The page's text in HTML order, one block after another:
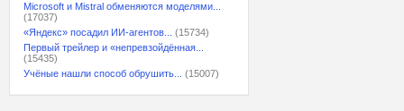
Microsoft и Mistral обменяются моделями...
(17037)
«Яндекс» посадил ИИ-агентов...
(15734)
Первый трейлер и «непревзойдённая...
(15435)
Учёные нашли способ обрушить...
(15007)